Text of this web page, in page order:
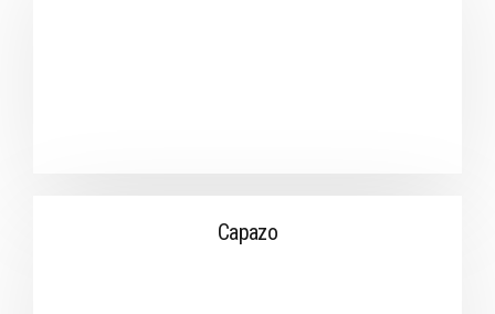
Capazo